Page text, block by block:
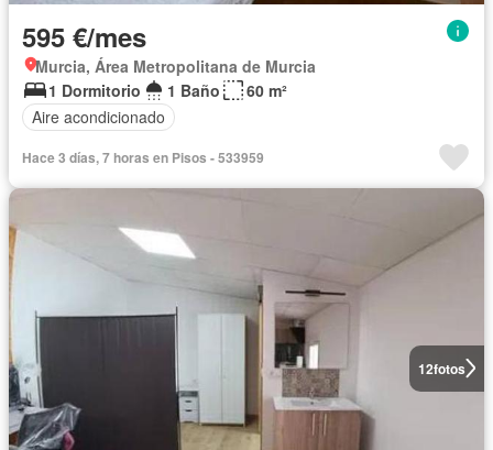
595 €/mes
Murcia, Área Metropolitana de Murcia
1 Dormitorio
1 Baño
60 m²
Aire acondicionado
Hace 3 días, 7 horas en Pisos - 533959
12fotos